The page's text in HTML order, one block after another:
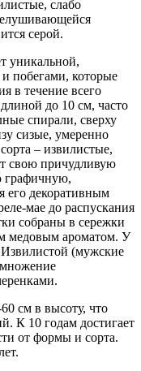
слабо
серой.
уникальной,
побегами, которые
в течение всего
до 10 см, часто
спирали, сверху
сизые, умеренно
– извилистые,
свою причудливую
графичную,
его декоративным
мае до распускания
собраны в сережки
медовым ароматом. У
(мужские
см в высоту, что
К 10 годам достигает
от формы и сорта.